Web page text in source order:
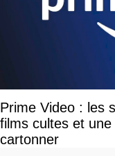
Prime Video : les
films cultes et
cartonner